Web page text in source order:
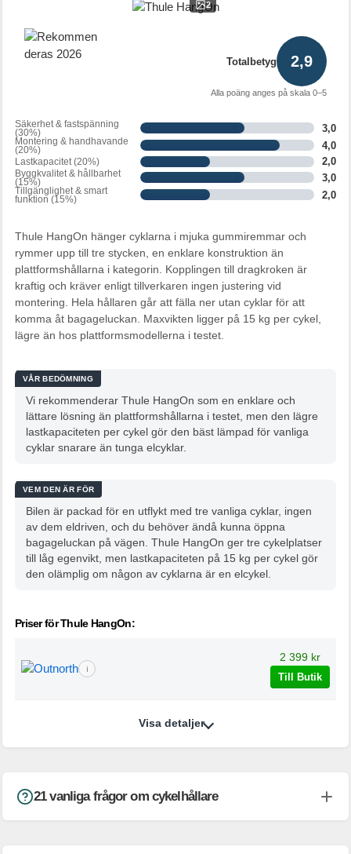
2
Säkerhet & fastspänning
(30%)
3,0
Montering & handhavande
(20%)
4,0
Lastkapacitet (20%) 2,0
Byggkvalitet & hållbarhet
(15%)
3,0
Tillgänglighet & smart
funktion (15%)
2,0
Totalbetyg 2,9
Alla poäng anges på skala 0–5
Thule HangOn hänger cyklarna i mjuka gummiremmar och
rymmer upp till tre stycken, en enklare konstruktion än
plattformshållarna i kategorin. Kopplingen till dragkroken är
kraftig och kräver enligt tillverkaren ingen justering vid
montering. Hela hållaren går att fälla ner utan cyklar för att
komma åt bagageluckan. Maxvikten ligger på 15 kg per cykel,
lägre än hos plattformsmodellerna i testet.
VÅR BEDÖMNING
Vi rekommenderar Thule HangOn som en enklare och
lättare lösning än plattformshållarna i testet, men den lägre
lastkapaciteten per cykel gör den bäst lämpad för vanliga
cyklar snarare än tunga elcyklar.
VEM DEN ÄR FÖR
Bilen är packad för en utflykt med tre vanliga cyklar, ingen
av dem eldriven, och du behöver ändå kunna öppna
bagageluckan på vägen. Thule HangOn ger tre cykelplatser
till låg egenvikt, men lastkapaciteten på 15 kg per cykel gör
den olämplig om någon av cyklarna är en elcykel.
Priser för Thule HangOn:
ℹ
2 399 kr
Till Butik
Visa detaljer
21 vanliga frågor om cykelhållare